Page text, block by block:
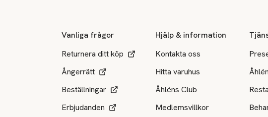
Vanliga frågor
Returnera ditt köp
Ångerrätt
Beställningar
Erbjudanden
Hjälp & information
Kontakta oss
Hitta varuhus
Åhléns Club
Medlemsvillkor